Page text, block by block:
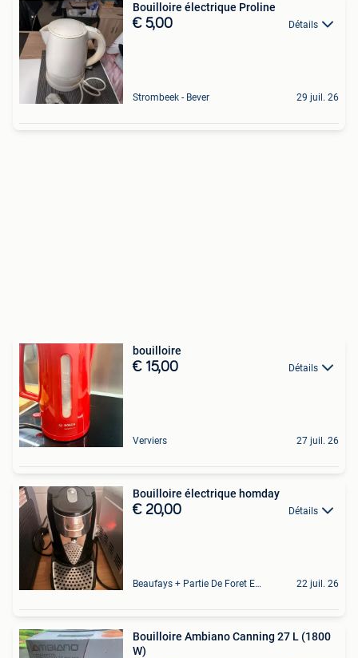
Bouilloire électrique Proline
€ 5,00 Détails
Strombeek - Bever 29 juil. 26
bouilloire
€ 15,00 Détails
Verviers 27 juil. 26
Bouilloire électrique homday
€ 20,00 Détails
Beaufays + Partie De Foret Et De Tilff 22 juil. 26
Bouilloire Ambiano Canning 27 L (1800
W)